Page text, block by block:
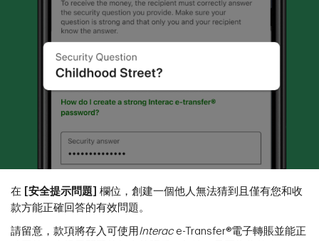
在 [安全提示問題]
欄位，創建一個他人無法猜到且僅有您和收
款方能正確回答的有效問題。
請留意，款項將存入可使用 Interace-Transfer®電子轉賬並能正